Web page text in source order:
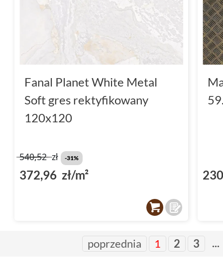
Fanal Planet White Metal
Soft gres rektyfikowany
120x120
540,52zł -31%
372,96 zł/m²
poprzednia 1 2 3 ...